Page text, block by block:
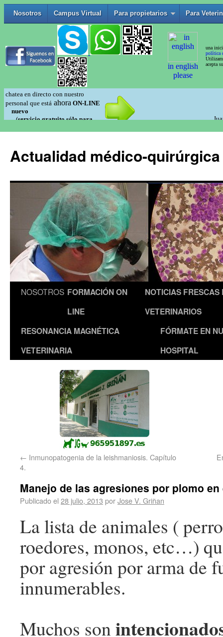
Actualidad médico-
NOSOTROS FORMACIÓN ON
LINE
NOTICIAS FRESCAS
VETERINARIOS
RESONANCIA MAGNÉTICA
VETERINARIA
FÓRMATE EN
HOSPITAL
← Inmunopatogenia de la leishmaniosis. Capítulo
4.
Manejo de las agresiones por plomo
Publicado el 28 julio, 2013 porJose V. Griñan
La lista de animales (
roedores, monos, etc…)
por agresión por arma de
innumerables.
Muchos son